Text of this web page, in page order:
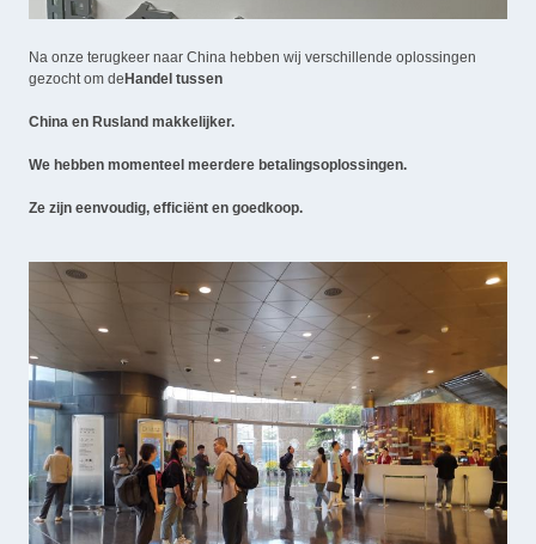
Na onze terugkeer naar China hebben wij verschillende oplossingen
gezocht om de Handel tussen
China en Rusland makkelijker.
We hebben momenteel meerdere betalingsoplossingen.
Ze zijn eenvoudig, efficiënt en goedkoop.